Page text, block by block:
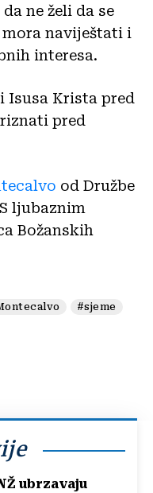
ne želi da se
naviještati i
interesa.
Isusa Krista pred
pred
od Družbe
ljubaznim
Božanskih
#sjeme
ubrzavaju